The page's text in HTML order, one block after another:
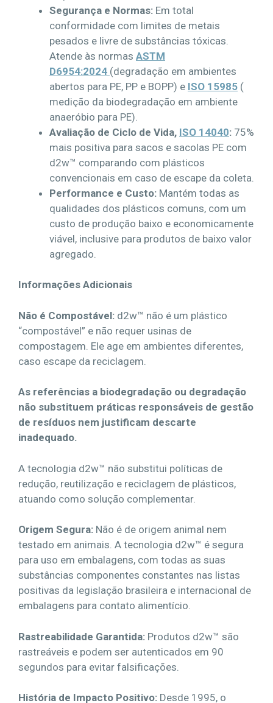
Segurança e Normas: Em total
conformidade com limites de metais
pesados e livre de substâncias tóxicas.
Atende às normas ASTM
D6954:2024 (degradação em ambientes
abertos para PE, PP e BOPP) e ISO 15985 (
medição da biodegradação em ambiente
anaeróbio para PE).
Avaliação de Ciclo de Vida, ISO 14040: 75%
mais positiva para sacos e sacolas PE com
d2w™ comparando com plásticos
convencionais em caso de escape da coleta.
Performance e Custo: Mantém todas as
qualidades dos plásticos comuns, com um
custo de produção baixo e economicamente
viável, inclusive para produtos de baixo valor
agregado.
Informações Adicionais
Não é Compostável: d2w™ não é um plástico
“compostável” e não requer usinas de
compostagem. Ele age em ambientes diferentes,
caso escape da reciclagem.
As referências a biodegradação ou degradação
não substituem práticas responsáveis de gestão
de resíduos nem justificam descarte
inadequado.
A tecnologia d2w™ não substitui políticas de
redução, reutilização e reciclagem de plásticos,
atuando como solução complementar.
Origem Segura: Não é de origem animal nem
testado em animais. A tecnologia d2w™ é segura
para uso em embalagens, com todas as suas
substâncias componentes constantes nas listas
positivas da legislação brasileira e internacional de
embalagens para contato alimentício.
Rastreabilidade Garantida: Produtos d2w™ são
rastreáveis e podem ser autenticados em 90
segundos para evitar falsificações.
História de Impacto Positivo: Desde 1995, o